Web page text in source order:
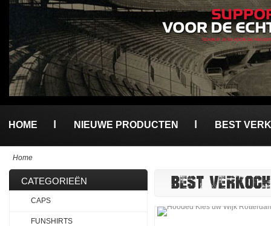
HOME NIEUWE PRODUCTEN BEST
Home
BEST
CATEGORIEËN
CAPS
FUNSHIRTS